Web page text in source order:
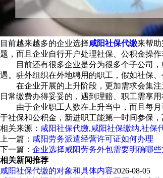
目前越来越多的企业选择咸阳社保代缴来帮
题，而且企业自行开户处理社保、公积金操
目前还有很多企业是分为很多个子公司，
遇。驻外组织在外地聘用的职工，假如社保
在企业开展的上升阶段，更加需求会集注
日常缴费办得妥妥的，遇到理赔、职工需享
由于企业职工人数在上升当中，而且每月
于社保和公积金，新进职工能第一时间参保
相关来源： 咸阳社保代缴,咸阳社保缴纳,社保
上一篇： 咸阳劳务派遣经营许可证如何办理
下一篇： 企业选择咸阳劳务外包需要明确哪
相关新闻推荐
咸阳社保代缴的对象和具体内容2026-08-05